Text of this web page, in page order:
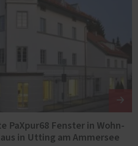
PaXpur68 Fenster in Wohn-
in Utting am Ammersee